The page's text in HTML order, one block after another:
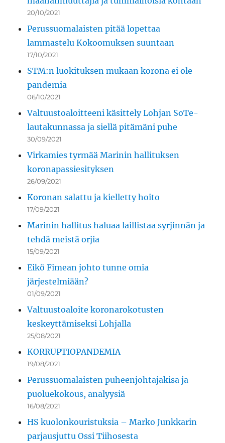
20/10/2021
Perussuomalaisten pitää lopettaa
lammastelu Kokoomuksen suuntaan
17/10/2021
STM:n luokituksen mukaan korona ei ole
pandemia
06/10/2021
Valtuustoaloitteeni käsittely Lohjan SoTe-
lautakunnassa ja siellä pitämäni puhe
30/09/2021
Virkamies tyrmää Marinin hallituksen
koronapassiesityksen
26/09/2021
Koronan salattu ja kielletty hoito
17/09/2021
Marinin hallitus haluaa laillistaa syrjinnän ja
tehdä meistä orjia
15/09/2021
Eikö Fimean johto tunne omia
järjestelmiään?
01/09/2021
Valtuustoaloite koronarokotusten
keskeyttämiseksi Lohjalla
25/08/2021
KORRUPTIOPANDEMIA
19/08/2021
Perussuomalaisten puheenjohtajakisa ja
puoluekokous, analyysiä
16/08/2021
HS kuolonkouristuksia – Marko Junkkarin
parjausjuttu Ossi Tiihosesta